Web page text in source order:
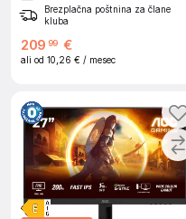
Brezplačna poštnina za člane
kluba
209 99 €
ali od 10,26 € / mesec